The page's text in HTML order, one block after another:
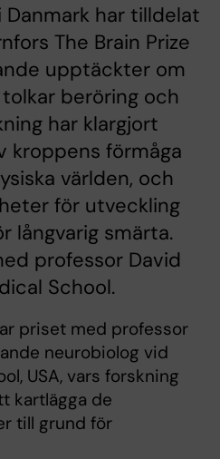
har tilldelat
The Brain Prize
upptäckter om
beröring och
har klargjort
kroppens förmåga
världen, och
för utveckling
långvarig smärta.
professor David
School.
priset med professor
neurobiolog vid
USA, vars forskning
kartlägga de
till grund för